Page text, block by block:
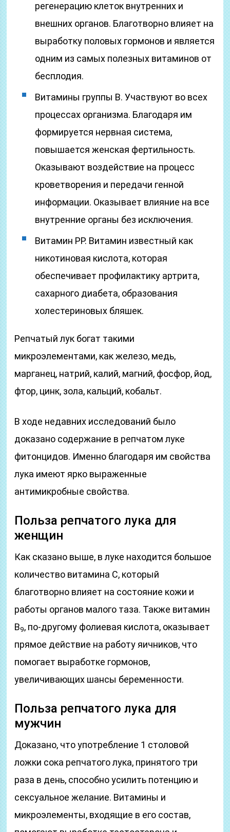
регенерацию клеток внутренних и
внешних органов. Благотворно влияет на
выработку половых гормонов и является
одним из самых полезных витаминов от
бесплодия.
Витамины группы В. Участвуют во всех
процессах организма. Благодаря им
формируется нервная система,
повышается женская фертильность.
Оказывают воздействие на процесс
кроветворения и передачи генной
информации. Оказывает влияние на все
внутренние органы без исключения.
Витамин РР. Витамин известный как
никотиновая кислота, которая
обеспечивает профилактику артрита,
сахарного диабета, образования
холестериновых бляшек.
Репчатый лук богат такими
микроэлементами, как железо, медь,
марганец, натрий, калий, магний, фосфор, йод,
фтор, цинк, зола, кальций, кобальт.
В ходе недавних исследований было
доказано содержание в репчатом луке
фитонцидов. Именно благодаря им свойства
лука имеют ярко выраженные
антимикробные свойства.
Польза репчатого лука для
женщин
Как сказано выше, в луке находится большое
количество витамина С, который
благотворно влияет на состояние кожи и
работы органов малого таза. Также витамин
В9, по-другому фолиевая кислота, оказывает
прямое действие на работу яичников, что
помогает выработке гормонов,
увеличивающих шансы беременности.
Польза репчатого лука для
мужчин
Доказано, что употребление 1 столовой
ложки сока репчатого лука, принятого три
раза в день, способно усилить потенцию и
сексуальное желание. Витамины и
микроэлементы, входящие в его состав,